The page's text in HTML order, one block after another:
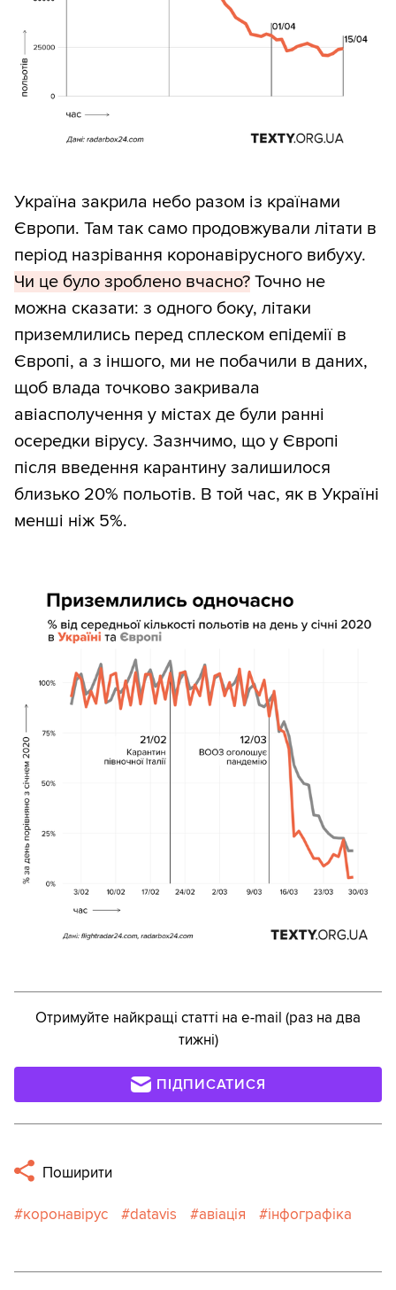
Україна закрила небо разом із країнами
Європи. Там так само продовжували літати в
період назрівання коронавірусного вибуху.
Чи це було зроблено вчасно? Точно не
можна сказати: з одного боку, літаки
приземлились перед сплеском епідемії в
Європі, а з іншого, ми не побачили в даних,
щоб влада точково закривала
авіасполучення у містах де були ранні
осередки вірусу. Зазнчимо, що у Європі
після введення карантину залишилося
близько 20% польотів. В той час, як в Україні
менші ніж 5%.
Отримуйте найкращі статті на e-mail (раз на два
тижні)
ПІДПИСАТИСЯ
Поширити
коронавірус datavis авіація інфографіка